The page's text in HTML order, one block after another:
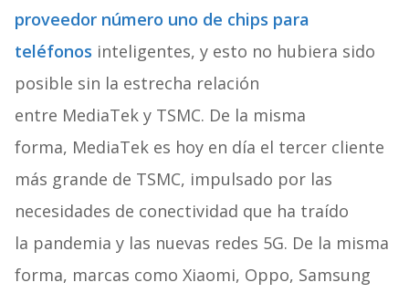
proveedor número uno de chips para
teléfonos inteligentes, y esto no hubiera sido
posible sin la estrecha relación
entre MediaTek y TSMC. De la misma
forma, MediaTek es hoy en día el tercer cliente
más grande de TSMC, impulsado por las
necesidades de conectividad que ha traído
la pandemia y las nuevas redes 5G. De la misma
forma, marcas como Xiaomi, Oppo, Samsung